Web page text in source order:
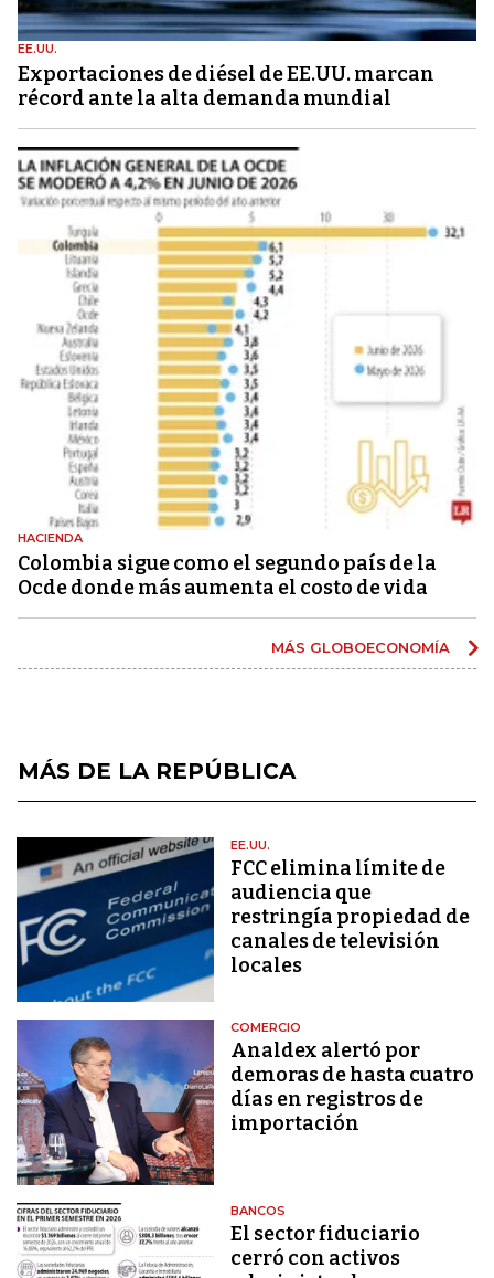
EE.UU.
Exportaciones de diésel de EE.UU. marcan
récord ante la alta demanda mundial
HACIENDA
Colombia sigue como el segundo país de la
Ocde donde más aumenta el costo de vida
MÁS GLOBOECONOMÍA
MÁS DE LA REPÚBLICA
EE.UU.
FCC elimina límite de
audiencia que
restringía propiedad de
canales de televisión
locales
COMERCIO
Analdex alertó por
demoras de hasta cuatro
días en registros de
importación
BANCOS
El sector fiduciario
cerró con activos